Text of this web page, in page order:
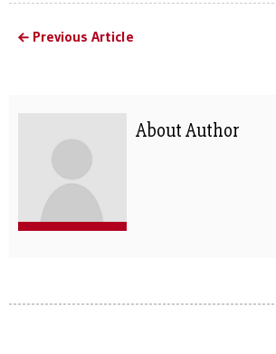
Previous Article
About Author